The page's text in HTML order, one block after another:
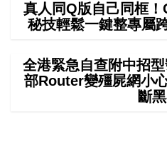
真人同Q版自己同框
秘技輕鬆一鍵整專屬
全港緊急自查附中招
部Router變殭屍網小
斷